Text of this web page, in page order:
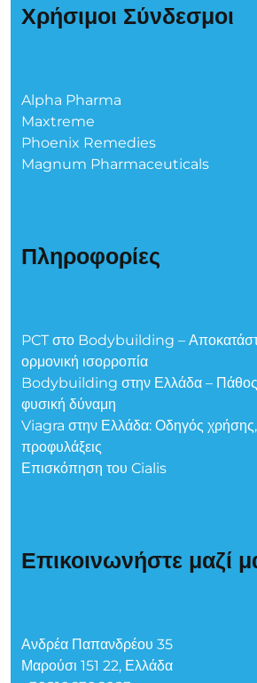
Χρήσιμοι Σύνδεσμοι
Alpha Pharma
Maxtreme
Phoenix Remedies
Magnum Pharmaceuticals
Πληροφορίες
PCT στο Bodybuilding –
ορμονική ισορροπία
Bodybuilding στην Ελλάδα – Πάθος,
φυσική δύναμη
Viagra στην Ελλάδα: Οδηγός χρήσης,
προφυλάξεις
Επισκόπηση του Cialis
Επικοινωνήστε μαζί
Ανδρέα Παπανδρέου 35
Μαρούσι 151 22, Ελλάδα